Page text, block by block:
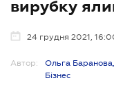
вирубку
24 грудня 2021,
Автор:
Ольга
Бізнес